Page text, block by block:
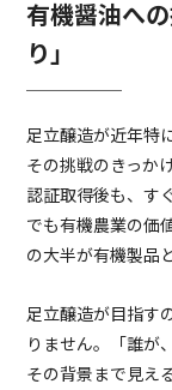
有機醤油へ
り」
足立醸造が近年特
その挑戦のきっか
認証取得後も、す
でも有機農業の価
の大半が有機製品
足立醸造が目指す
りません。「誰が
その背景まで見え